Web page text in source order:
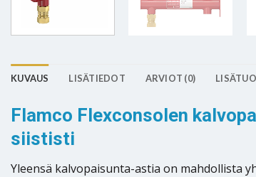
KUVAUS LISÄTIEDOT ARVIOT (0)
Flamco Flexconsolen
siististi
Yleensä kalvopaisunta-astia on mahdollista